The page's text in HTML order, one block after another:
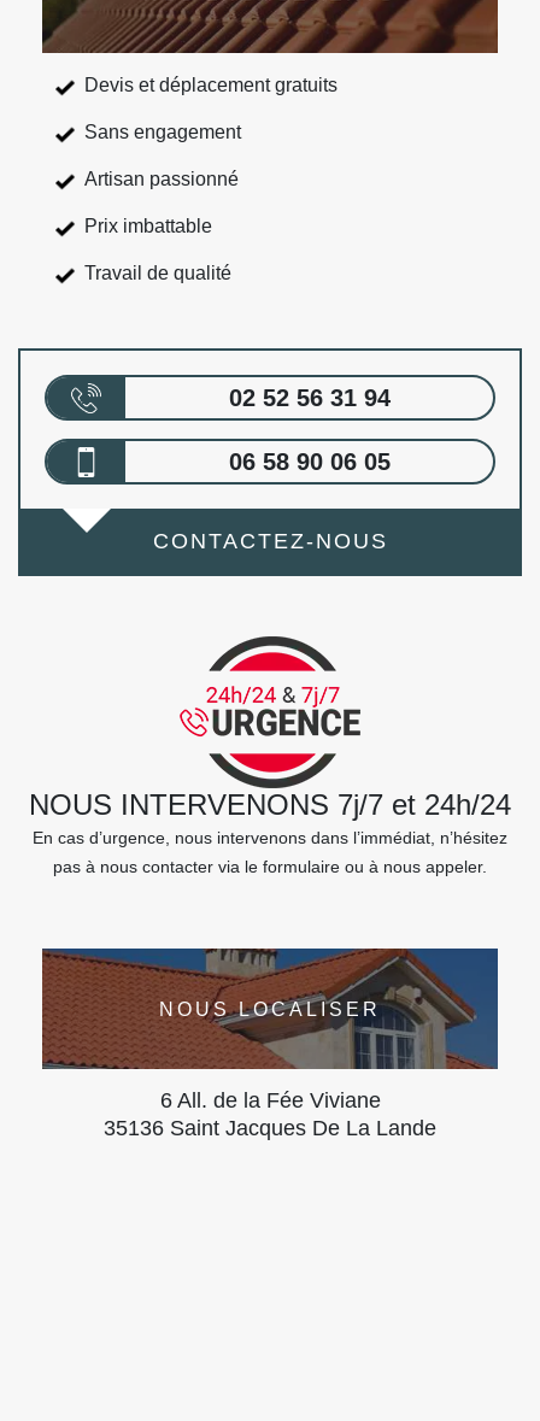
Devis et déplacement gratuits
Sans engagement
Artisan passionné
Prix imbattable
Travail de qualité
02 52 56 31 94
06 58 90 06 05
CONTACTEZ-NOUS
NOUS INTERVENONS 7j/7 et 24h/24
En cas d’urgence, nous intervenons dans l’immédiat, n’hésitez
pas à nous contacter via le formulaire ou à nous appeler.
NOUS LOCALISER
6 All. de la Fée Viviane
35136 Saint Jacques De La Lande